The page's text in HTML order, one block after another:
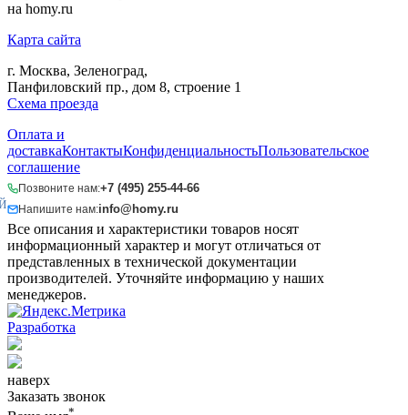
на homy.ru
Карта сайта
г. Москва, Зеленоград,
Панфиловский пр., дом 8, строение 1
Схема проезда
Оплата и
доставкаКонтактыКонфиденциальностьПользовательское
соглашение
Позвоните нам:+7 (495) 255-44-66
Напишите нам:info@homy.ru
Все описания и характеристики товаров носят
информационный характер и могут отличаться от
представленных в технической документации
производителей. Уточняйте информацию у наших
менеджеров.
Разработка
наверх
Заказать звонок
*